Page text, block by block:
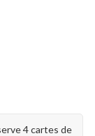
4 cartes de